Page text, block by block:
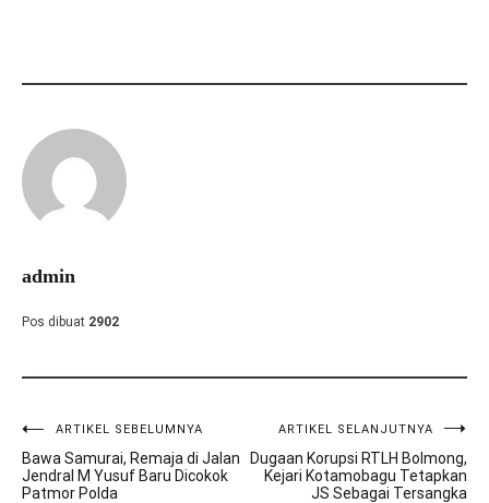
admin
Pos dibuat 2902
Navigasi
pos
ARTIKEL SEBELUMNYA
Bawa Samurai, Remaja di Jalan
Jendral M Yusuf Baru Dicokok
Patmor Polda
ARTIKEL SELANJUTNYA
Dugaan Korupsi RTLH Bolmong,
Kejari Kotamobagu Tetapkan
JS Sebagai Tersangka